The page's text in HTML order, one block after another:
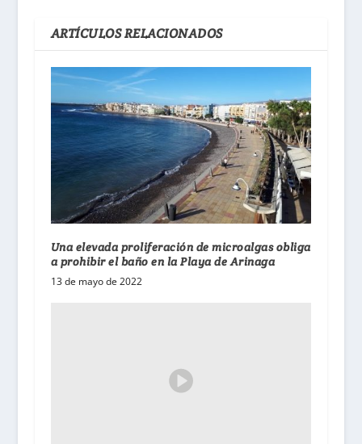
ARTÍCULOS RELACIONADOS
Una elevada proliferación de microalgas obliga
a prohibir el baño en la Playa de Arinaga
13 de mayo de 2022